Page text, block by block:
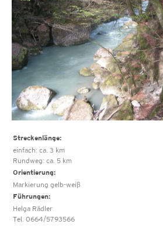
Streckenlänge:
einfach: ca. 3 km
Rundweg: ca. 5 km
Orientierung:
Markierung gelb-weiß
Führungen:
Helga Rädler
Tel. 0664/5793566